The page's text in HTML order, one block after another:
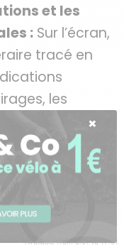
et les
: Sur l’écran,
tracé en
les
points de
vocales
tout
vous
les mains
yeux sur la
d'aide ?
Available from 8:01 to 17:01